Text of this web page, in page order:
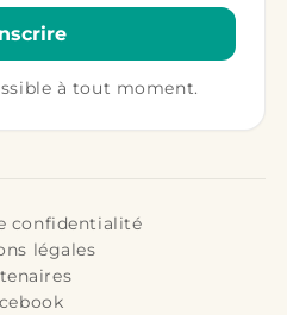
à tout moment.
confidentialité
légales